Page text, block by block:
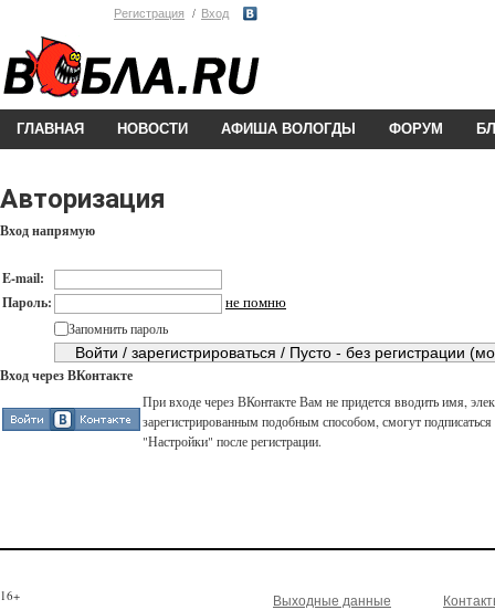
Регистрация Вход
ГЛАВНАЯ НОВОСТИ АФИША ВОЛОГДЫ ФОРУМ
Авторизация
Вход напрямую
E-mail:
Пароль:
не помню
Запомнить пароль
Вход через ВКонтакте
При входе через ВКонтакте Вам не придется вводить имя,
зарегистрированным подобным способом, смогут
"Настройки" после регистрации.
16+ Выходные данные